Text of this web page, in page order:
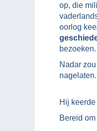
op, die
oorlog
bezoeken.
Nadar
Hij
Bereid